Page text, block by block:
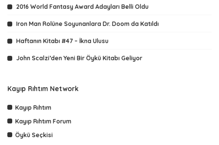
2016 World Fantasy Award Adayları Belli Oldu
Iron Man Rolüne Soyunanlara Dr. Doom da Katıldı
Haftanın Kitabı #47 – İkna Ulusu
John Scalzi’den Yeni Bir Öykü Kitabı Geliyor
Kayıp Rıhtım Network
Kayıp Rıhtım
Kayıp Rıhtım Forum
Öykü Seçkisi